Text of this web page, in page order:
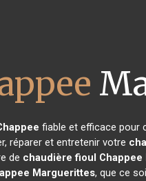
fiable et efficace pour
réparer et entretenir votre
de chaudière fioul Chappee
Marguerittes, que ce